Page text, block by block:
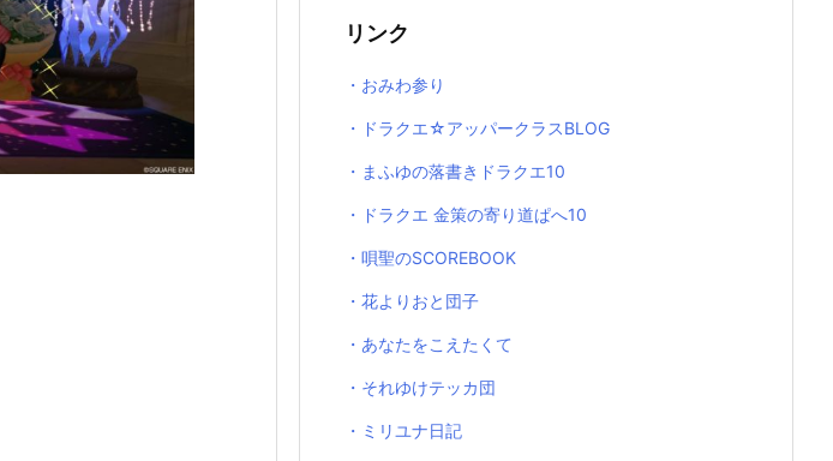
リンク
・おみわ参り
・ドラクエ☆アッパークラスBLOG
・まふゆの落書きドラクエ10
・ドラクエ 金策の寄り道ぱへ10
・唄聖のSCOREBOOK
・花よりおと団子
・あなたをこえたくて
・それゆけテッカ団
・ミリユナ日記